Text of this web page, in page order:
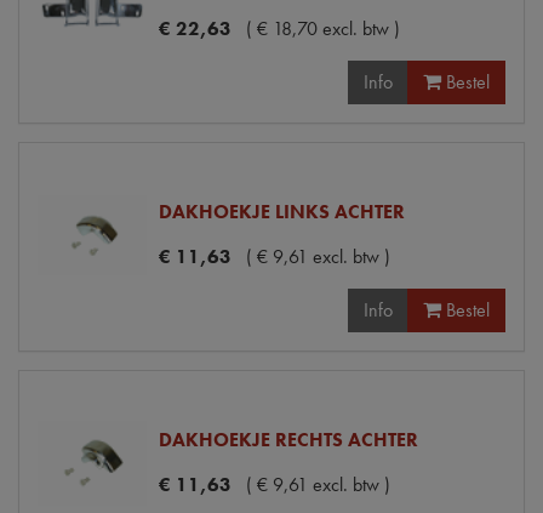
€ 22,63 ( € 18,70excl. btw )
Info Bestel
DAKHOEKJE LINKS ACHTER
€ 11 ,63 ( € 9,61 excl. btw )
Info Bestel
DAKHOEKJE RECHTS ACHTER
€ 11 ,63 ( € 9,61 excl. btw )